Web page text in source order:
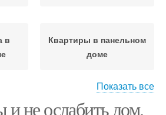
в
Квартиры в панельном
доме
Панельная квартира
Показать все
и не ослабить дом.